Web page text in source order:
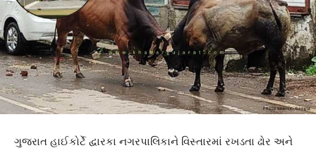
ગુજરાત હાઈકોર્ટે દ્વારકા નગરપાલિકાને વિસ્તારમાં રખડતા ઢોર અને